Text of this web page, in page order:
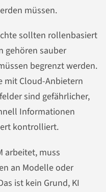
müssen.
sollten rollenbasiert
gehören sauber
begrenzt werden.
mit Cloud-Anbietern
sind gefährlicher,
Informationen
kontrolliert.
arbeitet, muss
an Modelle oder
ist kein Grund, KI